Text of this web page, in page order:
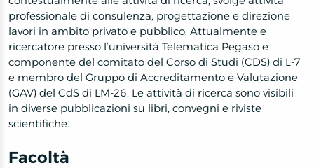
professionale di consulenza, progettazione e direzione
lavori in ambito privato e pubblico. Attualmente e
ricercatore presso l’università Telematica Pegaso e
componente del comitato del Corso di Studi (CDS) di L-7
e membro del Gruppo di Accreditamento e Valutazione
(GAV) del CdS di LM-26. Le attività di ricerca sono visibili
in diverse pubblicazioni su libri, convegni e riviste
scientifiche.
Facoltà